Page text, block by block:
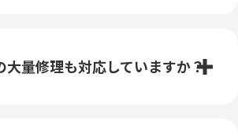
大量修理も対応していますか？